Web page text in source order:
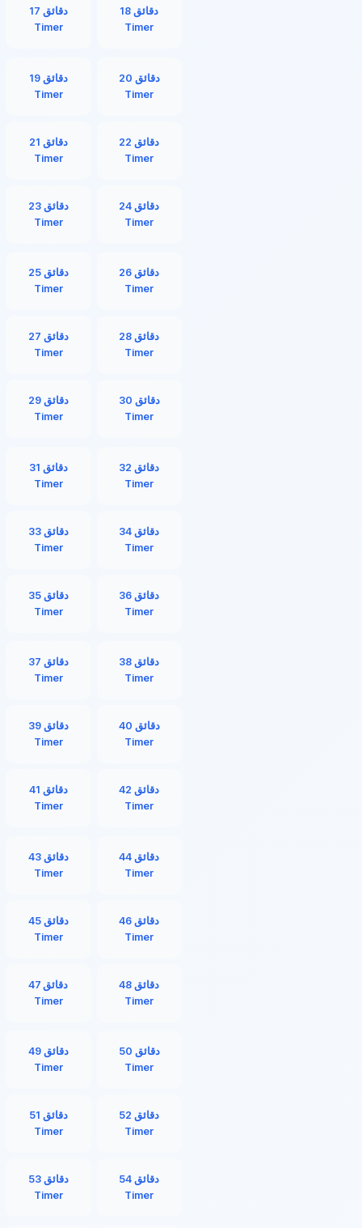
17 دقائق
Timer
18 دقائق
Timer
19 دقائق
Timer
20 دقائق
Timer
21 دقائق
Timer
22 دقائق
Timer
23 دقائق
Timer
24 دقائق
Timer
25 دقائق
Timer
26 دقائق
Timer
27 دقائق
Timer
28 دقائق
Timer
29 دقائق
Timer
30 دقائق
Timer
31 دقائق
Timer
32 دقائق
Timer
33 دقائق
Timer
34 دقائق
Timer
35 دقائق
Timer
36 دقائق
Timer
37 دقائق
Timer
38 دقائق
Timer
39 دقائق
Timer
40 دقائق
Timer
41 دقائق
Timer
42 دقائق
Timer
43 دقائق
Timer
44 دقائق
Timer
45 دقائق
Timer
46 دقائق
Timer
47 دقائق
Timer
48 دقائق
Timer
49 دقائق
Timer
50 دقائق
Timer
51 دقائق
Timer
52 دقائق
Timer
53 دقائق
Timer
54 دقائق
Timer